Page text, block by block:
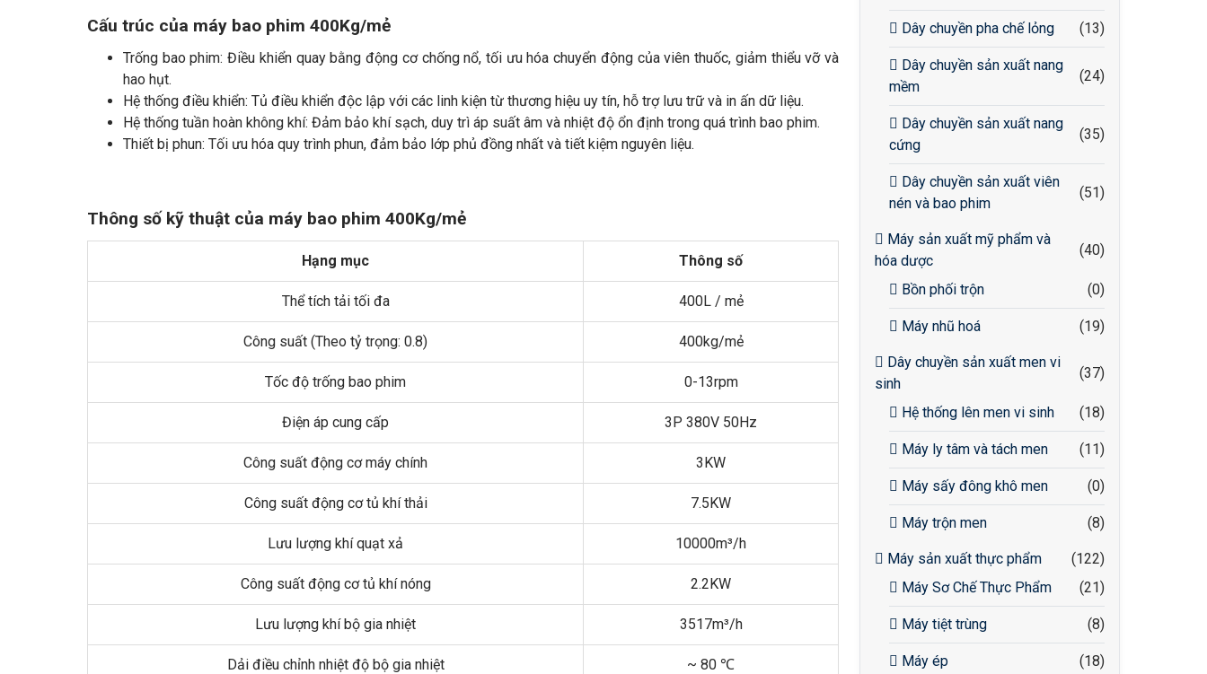
Cấu trúc của máy bao phim 400Kg/mẻ
Trống bao phim: Điều khiển quay bằng động cơ chống nổ, tối ưu hóa chuyển động của viên thuốc, giảm thiểu vỡ và
hao hụt.
Hệ thống điều khiển: Tủ điều khiển độc lập với các linh kiện từ thương hiệu uy tín, hỗ trợ lưu trữ và in ấn dữ liệu.
Hệ thống tuần hoàn không khí: Đảm bảo khí sạch, duy trì áp suất âm và nhiệt độ ổn định trong quá trình bao phim.
Thiết bị phun: Tối ưu hóa quy trình phun, đảm bảo lớp phủ đồng nhất và tiết kiệm nguyên liệu.
Thông số kỹ thuật của máy bao phim 400Kg/mẻ
Hạng mục Thông số
Thể tích tải tối đa 400L / mẻ
Công suất (Theo tỷ trọng: 0.8) 400kg/mẻ
Tốc độ trống bao phim 0-13rpm
Điện áp cung cấp 3P 380V 50Hz
Công suất động cơ máy chính 3KW
Công suất động cơ tủ khí thải 7.5KW
Lưu lượng khí quạt xả 10000m³/h
Công suất động cơ tủ khí nóng 2.2KW
Lưu lượng khí bộ gia nhiệt 3517m³/h
Dải điều chỉnh nhiệt độ bộ gia nhiệt ~ 80 ℃
Dây chuyền pha chế lỏng (13)
Dây chuyền sản xuất nang
mềm
(24)
Dây chuyền sản xuất nang
cứng
(35)
Dây chuyền sản xuất viên
nén và bao phim
(51)
Máy sản xuất mỹ phẩm và
hóa dược
(40)
Bồn phối trộn (0)
Máy nhũ hoá (19)
Dây chuyền sản xuất men vi
sinh
(37)
Hệ thống lên men vi sinh (18)
Máy ly tâm và tách men (11)
Máy sấy đông khô men (0)
Máy trộn men (8)
Máy sản xuất thực phẩm
(122)
Máy Sơ Chế Thực Phẩm
(21)
Máy tiệt trùng (8)
Máy ép (18)